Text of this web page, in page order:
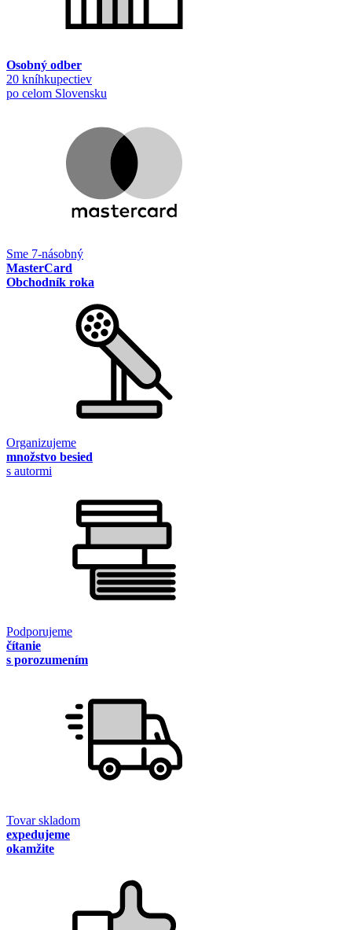
Osobný odber
20 kníhkupectiev
po celom Slovensku
Sme 7-násobný
MasterCard
Obchodník roka
Organizujeme
množstvo besied
s autormi
Podporujeme
čítanie
s porozumením
Tovar skladom
expedujeme
okamžite